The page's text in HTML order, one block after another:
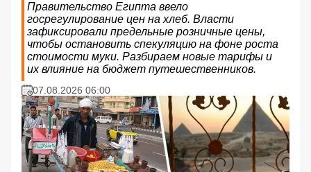
Правительство Египта ввело
госрегулирование цен на хлеб. Власти
зафиксировали предельные розничные цены,
чтобы остановить спекуляцию на фоне роста
стоимости муки. Разбираем новые тарифы и
их влияние на бюджет путешественников.
07.08.2026 06:00